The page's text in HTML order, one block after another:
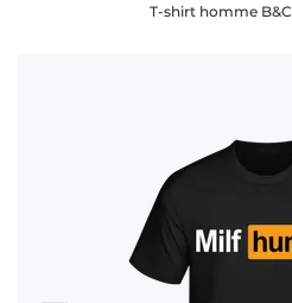
T-shirt homme B&C